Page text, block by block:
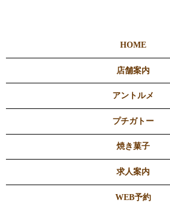
HOME
店舗案内
アントルメ
プチガトー
焼き菓子
求人案内
WEB予約